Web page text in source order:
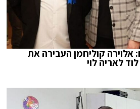
אלוירה קוליחמן העבירה את
לאריה לוי